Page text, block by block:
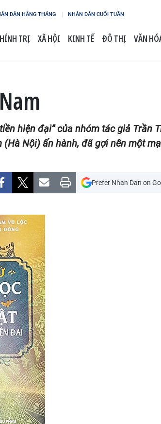
DÂN HẰNG THÁNG NHÂN DÂN CUỐI TUẦN
TRỊ XÃ HỘI KINH TẾ ĐÔ THỊ VĂN
hiện đại” của nhóm tác giả Trần
Nội) ấn hành, đã gợi nên một
Prefer Nhan Dan on